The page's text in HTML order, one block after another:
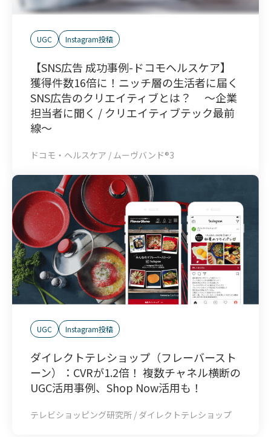
UGC Instagram投稿
【SNS広告 成功事例-ドコモヘルスケア】
獲得件数16倍に！ニッチ層の生活者に届く
SNS広告のクリエイティブとは？ ～企業
担当者に聞く / クリエイティブテック最前
線～
ドコモ・ヘルスケア / ムーヴバンド®3
UGC Instagram投稿
ダイレクトテレショップ（フレーバースト
ーン）：CVRが1.2倍！ 複数チャネル横断の
UGC活用事例、Shop Now活用も！
テレビショッピング研究所 / ダイレクトテレショップ